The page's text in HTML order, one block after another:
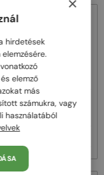
48/72
—Napszemüvegek
NASSAU - 8507 - 51
hirdetések
elemző
más
számukra, vagy
használatából